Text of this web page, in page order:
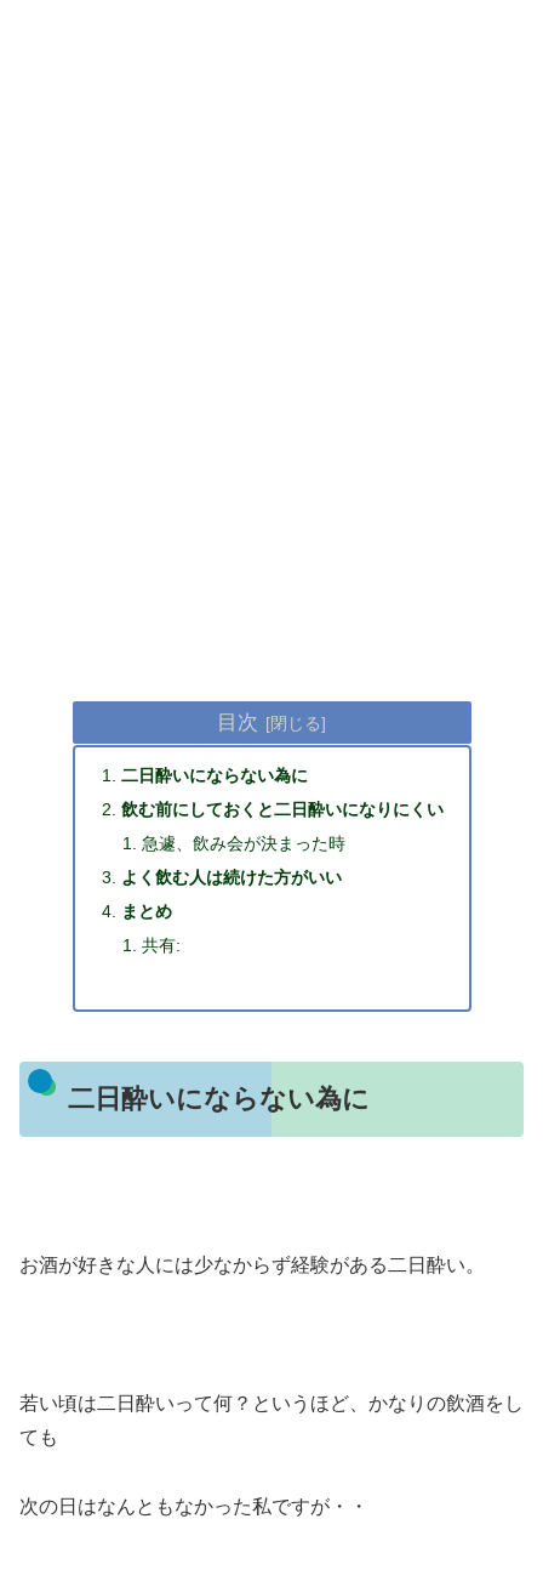
目次
二日酔いにならない為に
飲む前にしておくと二日酔いになりにくい
急遽、飲み会が決まった時
よく飲む人は続けた方がいい
まとめ
共有:
二日酔いにならない為に
お酒が好きな人には少なからず経験がある二日酔い。
若い頃は二日酔いって何？というほど、かなりの飲酒をし
ても
次の日はなんともなかった私ですが・・